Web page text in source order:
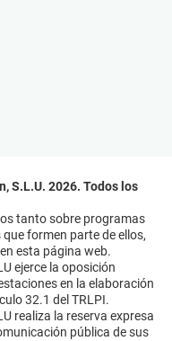
S.L.U. 2026. Todos los
tanto sobre programas
formen parte de ellos,
esta página web.
ejerce la oposición
en la elaboración
32.1 del TRLPI.
realiza la reserva expresa
pública de sus